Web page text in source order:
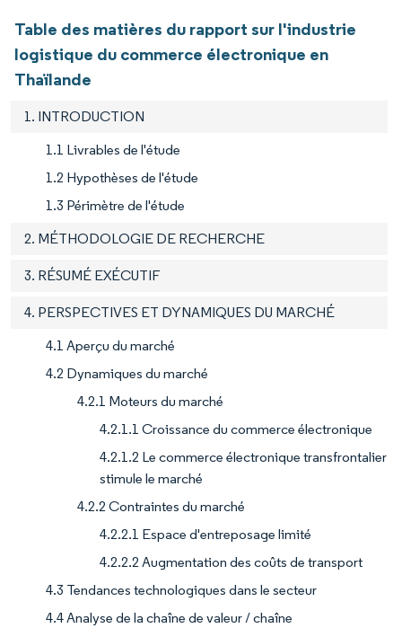
Table des matières du rapport sur l'industrie
logistique du commerce électronique en
Thaïlande
1. INTRODUCTION
1.1 Livrables de l'étude
1.2 Hypothèses de l'étude
1.3 Périmètre de l'étude
2. MÉTHODOLOGIE DE RECHERCHE
3. RÉSUMÉ EXÉCUTIF
4. PERSPECTIVES ET DYNAMIQUES DU MARCHÉ
4.1 Aperçu du marché
4.2 Dynamiques du marché
4.2.1 Moteurs du marché
4.2.1.1 Croissance du commerce électronique
4.2.1.2 Le commerce électronique transfrontalier
stimule le marché
4.2.2 Contraintes du marché
4.2.2.1 Espace d'entreposage limité
4.2.2.2 Augmentation des coûts de transport
4.3 Tendances technologiques dans le secteur
4.4 Analyse de la chaîne de valeur / chaîne